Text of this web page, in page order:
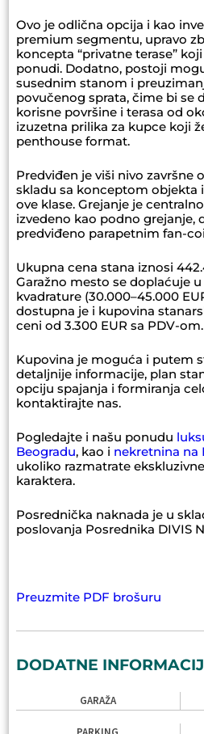
Ovo je odlična opcija i kao
premium segmentu, upravo
koncepta “privatne terase”
ponudi. Dodatno, postoji
susednim stanom i
povučenog sprata, čime bi se
korisne površine i terasa od
izuzetna prilika za kupce koji
penthouse format.
Predviđen je viši nivo završne
skladu sa konceptom objekta
ove klase. Grejanje je
izvedeno kao podno grejanje,
predviđeno parapetnim fan-
Ukupna cena stana iznosi
Garažno mesto se doplaćuje
kvadrature (30.000–45.000
dostupna je i kupovina
ceni od 3.300 EUR sa PDV-om.
Kupovina je moguća i putem
detaljnije informacije, plan
opciju spajanja i formiranja
kontaktirajte nas.
Pogledajte i našu ponudu
Beogradu, kao i nekretnina na
ukoliko razmatrate
karaktera.
Posrednička naknada je u
poslovanja Posrednika DIVIS
Preuzmite PDF brošuru
DODATNE
GARAŽA